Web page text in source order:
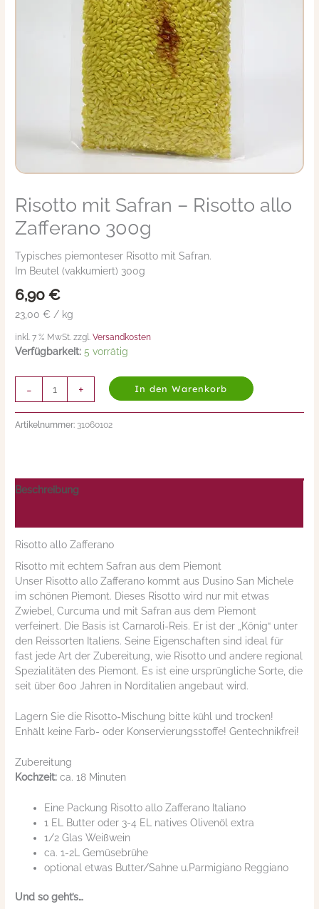
Risotto mit Safran – Risotto allo
Zafferano 300g
Typisches piemonteser Risotto mit Safran.
Im Beutel (vakkumiert) 300g
6,90€
23,00 € / kg
inkl. 7 % MwSt. zzgl.Versandkosten
Verfügbarkeit: 5 vorrätig
-
Risotto
mit
Safran
Risotto
allo
Zafferano
300g
Menge
+ In den Warenkorb
Artikelnummer: 31060102
Beschreibung
Risotto allo Zafferano
Risotto mit echtem Safran aus dem Piemont
Unser Risotto allo Zafferano kommt aus Dusino San Michele
im schönen Piemont. Dieses Risotto wird nur mit etwas
Zwiebel, Curcuma und mit Safran aus dem Piemont
verfeinert. Die Basis ist Carnaroli-Reis. Er ist der „König“ unter
den Reissorten Italiens. Seine Eigenschaften sind ideal für
fast jede Art der Zubereitung, wie Risotto und andere regional
Spezialitäten des Piemont. Es ist eine ursprüngliche Sorte, die
seit über 600 Jahren in Norditalien angebaut wird.
Lagern Sie die Risotto-Mischung bitte kühl und trocken!
Enhält keine Farb- oder Konservierungsstoffe! Gentechnikfrei!
Zubereitung
Kochzeit: ca. 18 Minuten
Eine Packung Risotto allo Zafferano Italiano
1 EL Butter oder 3-4 EL natives Olivenöl extra
1/2 Glas Weißwein
ca. 1-2L Gemüsebrühe
optional etwas Butter/Sahne u.Parmigiano Reggiano
Und so geht’s…